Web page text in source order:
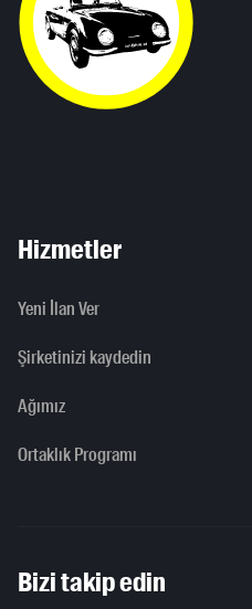
Hizmetler
Yeni İlan Ver
Şirketinizi kaydedin
Ağımız
Ortaklık Programı
Bizi takip edin